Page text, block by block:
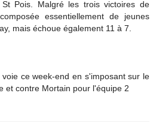
Pois. Malgré les trois victoires de
essentiellement de jeunes
mais échoue également 11 à 7.
ce week-end en s'imposant sur le
et contre Mortain pour l'équipe 2